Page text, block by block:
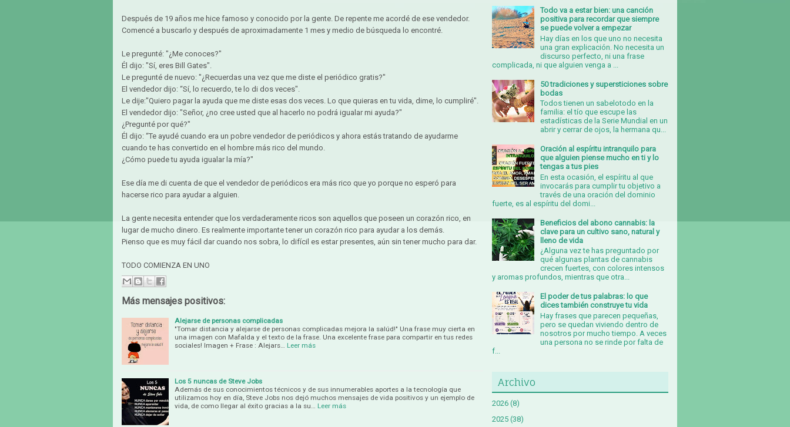
Después de 19 años me hice famoso y conocido por la gente. De repente me acordé de ese vendedor.
Comencé a buscarlo y después de aproximadamente 1 mes y medio de búsqueda lo encontré.
Le pregunté: "¿Me conoces?"
Él dijo: "Sí, eres Bill Gates".
Le pregunté de nuevo: "¿Recuerdas una vez que me diste el periódico gratis?"
El vendedor dijo: “Sí, lo recuerdo, te lo di dos veces".
Le dije:"Quiero pagar la ayuda que me diste esas dos veces. Lo que quieras en tu vida, dime, lo cumpliré".
El vendedor dijo: "Señor, ¿no cree usted que al hacerlo no podrá igualar mi ayuda?"
¿Pregunté por qué?"
Él dijo: “Te ayudé cuando era un pobre vendedor de periódicos y ahora estás tratando de ayudarme
cuando te has convertido en el hombre más rico del mundo.
¿Cómo puede tu ayuda igualar la mía?"
Ese día me di cuenta de que el vendedor de periódicos era más rico que yo porque no esperó para
hacerse rico para ayudar a alguien.
La gente necesita entender que los verdaderamente ricos son aquellos que poseen un corazón rico, en
lugar de mucho dinero. Es realmente importante tener un corazón rico para ayudar a los demás.
Pienso que es muy fácil dar cuando nos sobra, lo difícil es estar presentes, aún sin tener mucho para dar.
TODO COMIENZA EN UNO
Más mensajes positivos:
Alejarse de personas complicadas
"Tomar distancia y alejarse de personas complicadas mejora la salúd!" Una frase muy cierta en
una imagen con Mafalda y el texto de la frase. Una excelente frase para compartir en tus redes
sociales! Imagen + Frase : Alejars…
Leer más
Los 5 nuncas de Steve Jobs
Además de sus conocimientos técnicos y de sus innumerables aportes a la tecnología que
utilizamos hoy en día, Steve Jobs nos dejó muchos mensajes de vida positivos y un ejemplo de
vida, de como llegar al éxito gracias a la su…
Leer más
Todo va a estar bien: una canción
positiva para recordar que siempre
se puede volver a empezar
Hay días en los que uno no necesita
una gran explicación. No necesita un
discurso perfecto, ni una frase
complicada, ni que alguien venga a ...
50 tradiciones y supersticiones sobre
bodas
Todos tienen un sabelotodo en la
familia: el tío que escupe las
estadísticas de la Serie Mundial en un
abrir y cerrar de ojos, la hermana qu...
Oración al espíritu intranquilo para
que alguien piense mucho en ti y lo
tengas a tus pies
En esta ocasión, el espíritu al que
invocarás para cumplir tu objetivo a
través de una oración del dominio
fuerte, es al espíritu del domi...
Beneficios del abono cannabis: la
clave para un cultivo sano, natural y
lleno de vida
¿Alguna vez te has preguntado por
qué algunas plantas de cannabis
crecen fuertes, con colores intensos
y aromas profundos, mientras que otra...
El poder de tus palabras: lo que
dices también construye tu vida
Hay frases que parecen pequeñas,
pero se quedan viviendo dentro de
nosotros por mucho tiempo. A veces
una persona no se rinde por falta de
f...
Archivo
2026 (8)
2025 (38)